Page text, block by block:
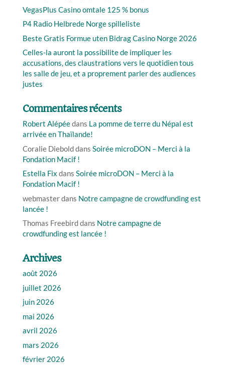
VegasPlus Casino omtale 125 % bonus
P4 Radio Helbrede Norge spilleliste
Beste Gratis Formue uten Bidrag Casino Norge 2026
Celles-la auront la possibilite de impliquer les
accusations, des claustrations vers le quotidien tous
les salle de jeu, et a proprement parler des audiences
justes
Commentaires récents
Robert Alépéedans La pomme de terre du Népal est
arrivée en Thaïlande!
Coralie Diebolddans Soirée microDON – Merci à la
Fondation Macif !
Estella Fix dans Soirée microDON – Merci à la
Fondation Macif !
webmasterdans Notre campagne de crowdfunding est
lancée !
Thomas Freebirddans Notre campagne de
crowdfunding est lancée !
Archives
août 2026
juillet 2026
juin 2026
mai 2026
avril 2026
mars 2026
février 2026